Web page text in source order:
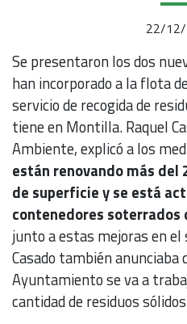
22/
Se presentaron los dos
han incorporado a la flota
servicio de recogida de
tiene en Montilla. Raquel
Ambiente, explicó a los
están renovando más del
de superficie y se está
contenedores soterrados
junto a estas mejoras en el
Casado también anunciaba
Ayuntamiento se va a
cantidad de residuos